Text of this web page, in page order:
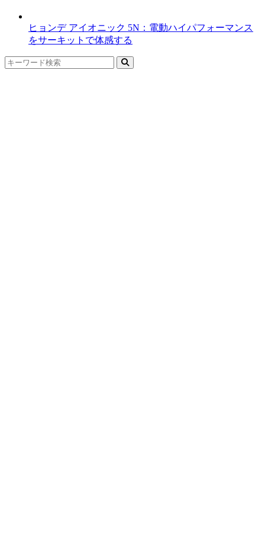
ヒョンデ アイオニック 5N：電動ハイパフォーマンス
をサーキットで体感する